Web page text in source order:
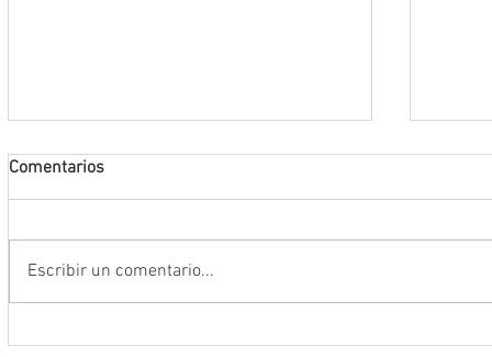
Comentarios
Escribir un comentario...